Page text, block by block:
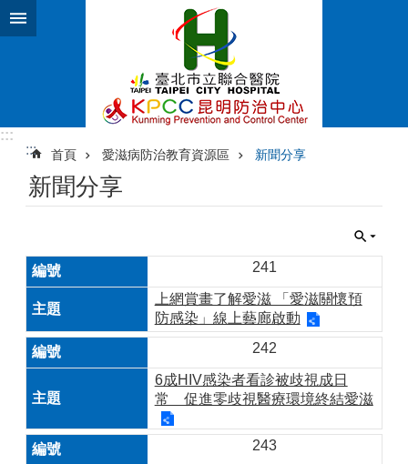
跳到主要內容區塊
:::
:::
首頁 愛滋病防治教育資源區 新聞分享
新聞分享
241
上網賞畫了解愛滋 「愛滋關懷預
防感染」線上藝廊啟動
242
6成HIV感染者看診被歧視成日
常 促進零歧視醫療環境終結愛滋
243